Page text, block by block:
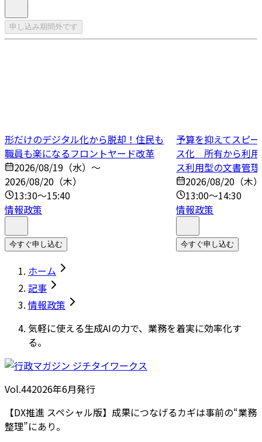
申し込み期間外です
形だけのデジタル化から脱却！住民も
職員も楽になるフロントヤード改革
2026/08/19（水）～
2026/08/20（木）
13:30～15:40
情報政策
今すぐ申し込む
予算を抑えてスピ
ス化 所有から利用
ス利用型の文書管
2026/08/20（木
13:00～14:30
情報政策
今すぐ申し込む
ホーム
記事
情報政策
気軽に使える生成AIの力で、業務を着実に効率化す
る。
Vol.442026年6月発行
【DX推進 スペシャル版】成果につなげるカギは事前の“業務
整理”にあり。